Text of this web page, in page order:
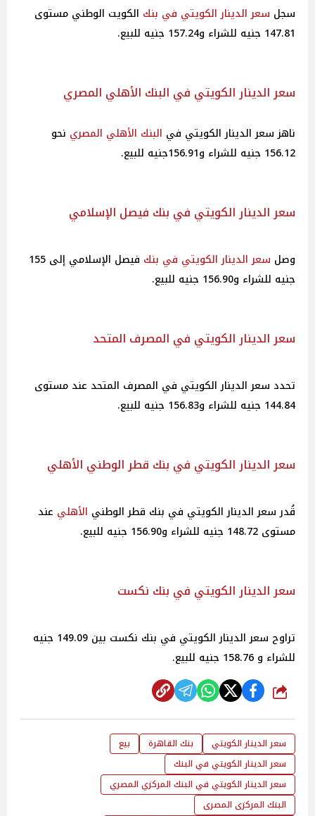
سجل سعر الدينار الكويتي في بنك الكويت الوطني مستوى
147.81 جنيه للشراء و157.24 جنيه للبيع.
سعر الدينار الكويتي في البنك الأهلي المصري
ناهز سعر الدينار الكويتي في البنك الأهلي المصري نحو
156.12 جنيه للشراء و156.91جنيه للبيع.
سعر الدينار الكويتي في بنك فيصل الإسلامي
وصل سعر الدينار الكويتي في بنك
فيصل الإسلامي إلى 155
جنيه للشراء و156.90 جنيه للبيع.
سعر الدينار الكويتي في المصرف المتحد
تحدد سعر الدينار الكويتي في المصرف المتحد عند مستوى
144.84 جنيه للشراء و156.83 جنيه للبيع.
سعر الدينار الكويتي في بنك قطر الوطني الأهلي
قُدر سعر الدينار الكويتي في بنك قطر الوطني الأهلي عند
مستوى 148.72 جنيه للشراء و156.90 جنيه للبيع.
سعر الدينار الكويتي في بنك نكست
تراوح سعر الدينار الكويتي في بنك نكست بين 149.09 جنيه
للشراء و 158.76 جنيه للبيع.
شارك
سعر الدينار الكويتي بنك القاهرة
بيع
سعر الدينار الكويتي في البنك
سعر الدينار الكويتي في البنك المركزي المصري
البنك المركزى المصرى